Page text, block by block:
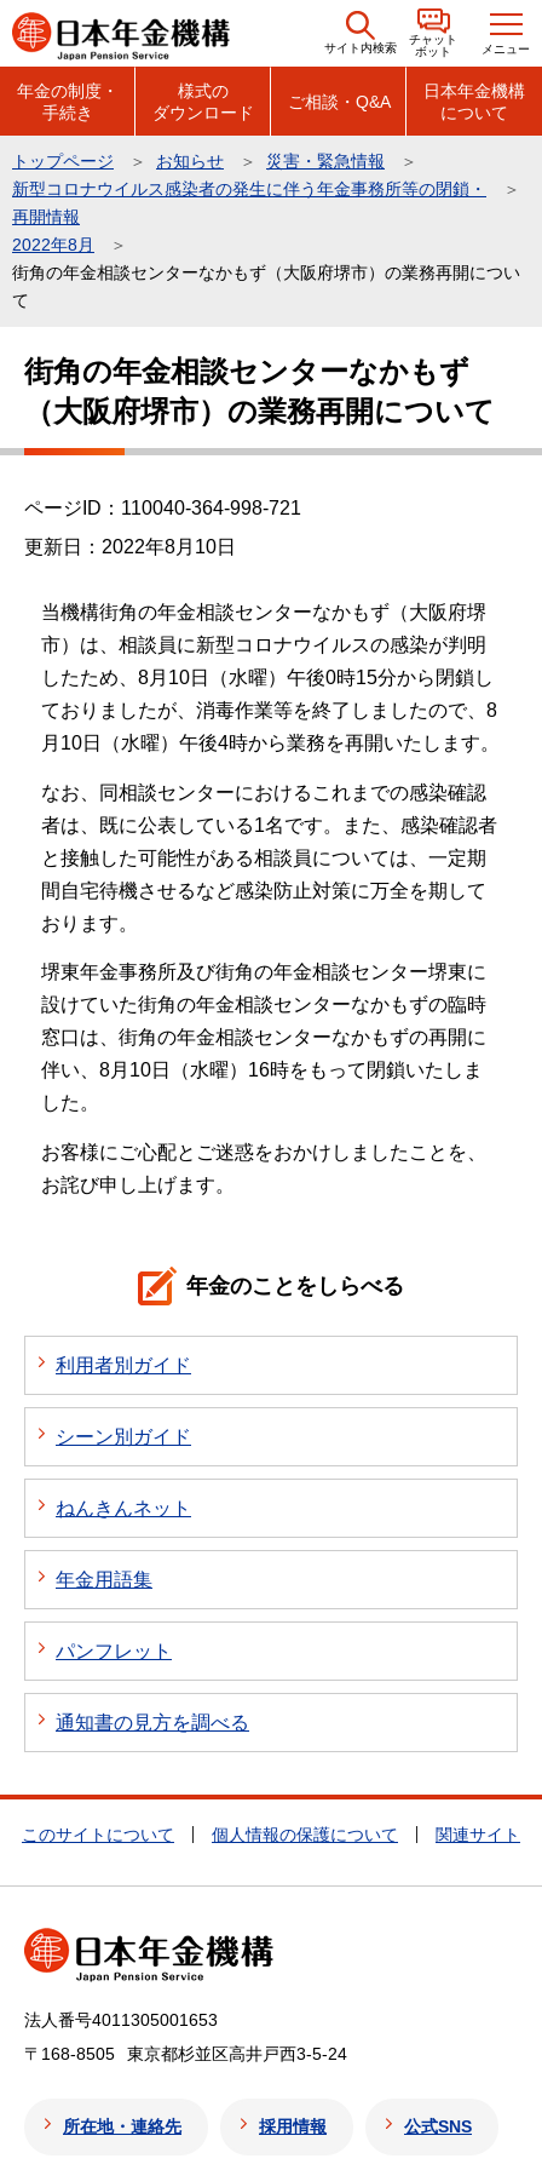
こ
の
の
先
頭
で
す
サイト内検索
チャット
ボット
メニュー
年金の制度・
手続き
様式の
ダウンロード
ご相談・Q&A
日本年金機構
について
トップページ お知らせ
災害・緊急情報
新型コロナウイルス感染者の発生に伴う年金事務所等の閉鎖・
再開情報
2022年8月
街角の年金相談センターなかもず（大阪府堺市）の業務再開につい
て
街角の年金相談センターなかもず
（大阪府堺市）の業務再開について
ページID：110040-364-998-721
更新日：2022年8月10日
当機構街角の年金相談センターなかもず（大阪府堺
市）は、相談員に新型コロナウイルスの感染が判明
したため、8月10日（水曜）午後0時15分から閉鎖し
ておりましたが、消毒作業等を終了しましたので、8
月10日（水曜）午後4時から業務を再開いたします。
なお、同相談センターにおけるこれまでの感染確認
者は、既に公表している1名です。また、感染確認者
と接触した可能性がある相談員については、一定期
間自宅待機させるなど感染防止対策に万全を期して
おります。
堺東年金事務所及び街角の年金相談センター堺東に
設けていた街角の年金相談センターなかもずの臨時
窓口は、街角の年金相談センターなかもずの再開に
伴い、8月10日（水曜）16時をもって閉鎖いたしま
した。
お客様にご心配とご迷惑をおかけしましたことを、
お詫び申し上げます。
年金のことをしらべる
利用者別ガイド
シーン別ガイド
ねんきんネット
年金用語集
パンフレット
通知書の見方を調べる
このサイトについて 個人情報の保護について 関連サイト
法人番号4011305001653
〒168-8505
東京都杉並区高井戸西3-5-24
所在地・連絡先 採用情報 公式SNS